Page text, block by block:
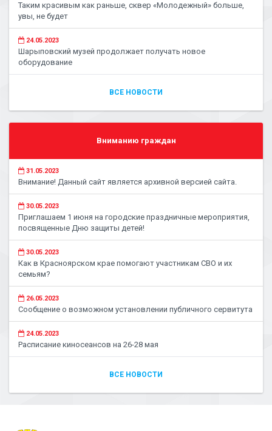
Таким красивым как раньше, сквер «Молодежный» больше,
увы, не будет
24.05.2023
Шарыповский музей продолжает получать новое
оборудование
ВСЕ НОВОСТИ
Вниманию граждан
31.05.2023
Внимание! Данный сайт является архивной версией сайта.
30.05.2023
Приглашаем 1 июня на городские праздничные мероприятия,
посвященные Дню защиты детей!
30.05.2023
Как в Красноярском крае помогают участникам СВО и их
семьям?
26.05.2023
Сообщение о возможном установлении публичного сервитута
24.05.2023
Расписание киносеансов на 26-28 мая
ВСЕ НОВОСТИ